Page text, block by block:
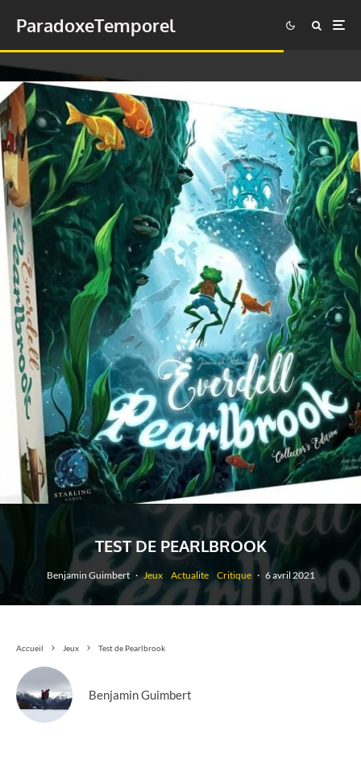
ParadoxeTemporel
TEST DE PEARLBROOK
Benjamin Guimbert · Jeux Actualite Critique · 6 avril 2021
Accueil Jeux Test de Pearlbrook
Benjamin Guimbert